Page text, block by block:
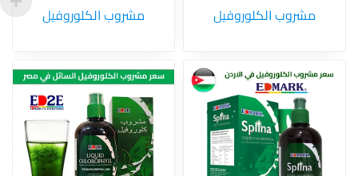
مشروب الكلوروفيل مشروب الكلوروفيل